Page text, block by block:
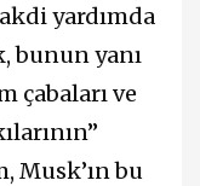
yardımda
bunun yanı
çabaları ve
Musk’ın bu